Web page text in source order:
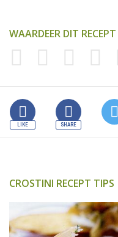
WAARDEER DIT RECEPT
CROSTINI RECEPT TIPS